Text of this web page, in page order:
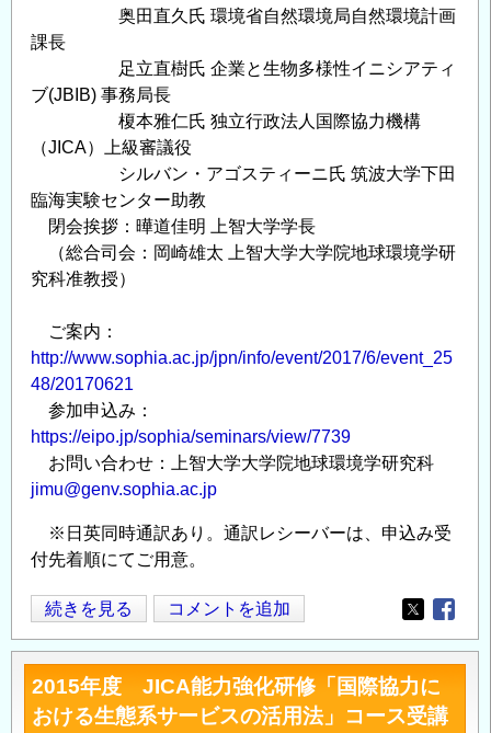
奥田直久氏 環境省自然環境局自然環境計画
課長
足立直樹氏 企業と生物多様性イニシアティ
ブ(JBIB) 事務局長
榎本雅仁氏 独立行政法人国際協力機構
（JICA）上級審議役
シルバン・アゴスティーニ氏 筑波大学下田
臨海実験センター助教
閉会挨拶：曄道佳明 上智大学学長
（総合司会：岡崎雄太 上智大学大学院地球環境学研
究科准教授）
ご案内：
http://www.sophia.ac.jp/jpn/info/event/2017/6/event_25
48/20170621
参加申込み：
https://eipo.jp/sophia/seminars/view/7739
お問い合わせ：上智大学大学院地球環境学研究科
jimu@genv.sophia.ac.jp
※日英同時通訳あり。通訳レシーバーは、申込み受
付先着順にてご用意。
上
智
大
学
シ
続きを見る コメントを追加
Opens in
2015年度 JICA能力強化研修「国際協力に
おける生態系サービスの活用法」コース受講